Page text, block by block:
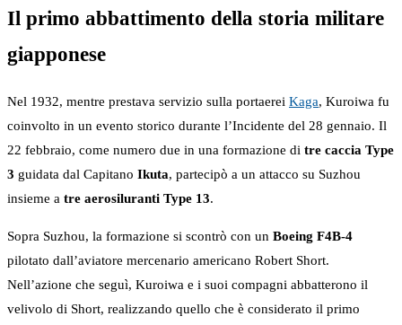
Il primo abbattimento della storia militare
giapponese
Nel 1932, mentre prestava servizio sulla portaerei Kaga, Kuroiwa fu
coinvolto in un evento storico durante l’Incidente del 28 gennaio. Il
22 febbraio, come numero due in una formazione di tre caccia Type
3 guidata dal Capitano Ikuta, partecipò a un attacco su Suzhou
insieme a tre aerosiluranti Type 13.
Sopra Suzhou, la formazione si scontrò con un Boeing F4B-4
pilotato dall’aviatore mercenario americano Robert Short.
Nell’azione che seguì, Kuroiwa e i suoi compagni abbatterono il
velivolo di Short, realizzando quello che è considerato il primo